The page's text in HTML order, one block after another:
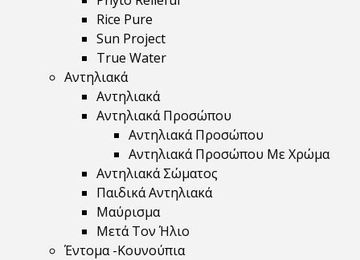
Rice Pure
Sun Project
True Water
Αντηλιακά
Αντηλιακά
Αντηλιακά Προσώπου
Αντηλιακά Προσώπου
Αντηλιακά Προσώπου Με Χρώμα
Αντηλιακά Σώματος
Παιδικά Αντηλιακά
Μαύρισμα
Mετά Τον Ήλιο
Έντομα -Κουνούπια